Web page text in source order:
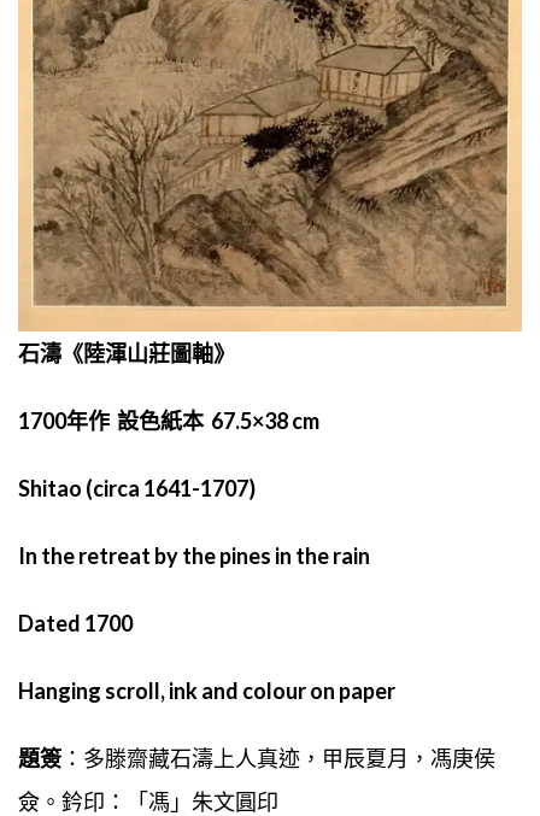
石濤《陸渾山莊圖軸》
1700年作 設色紙本 67.5×38 cm
Shitao (circa 1641-1707)
In the retreat by the pines in the rain
Dated 1700
Hanging scroll, ink and colour on paper
題簽：多滕齋藏石濤上人真迹，甲辰夏月，馮庚侯
僉。鈐印：「馮」朱文圓印